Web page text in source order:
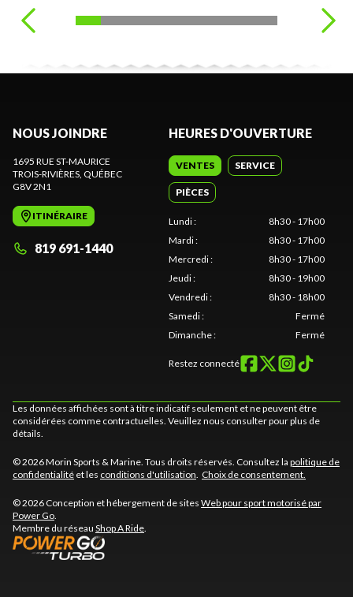
NOUS JOINDRE
1695 RUE ST-MAURICE
TROIS-RIVIÈRES , QUÉBEC
G8V 2N1
ITINÉRAIRE
819 691-1440
HEURES D'OUVERTURE
VENTES SERVICE
PIÈCES
Lundi:
8h30 - 17h00
Mardi:
8h30 - 17h00
Mercredi:
8h30 - 17h00
Jeudi:
8h30 - 19h00
Vendredi:
8h30 - 18h00
Samedi:
Fermé
Dimanche: Fermé
Restez connecté
Les données affichées sont à titre indicatif seulement et ne peuvent être
considérées comme contractuelles. Veuillez nous consulter pour plus de
détails.
© 2026 Morin Sports & Marine. Tous droits réservés. Consultez la politique de
confidentialité et les conditions d'utilisation Choix de consentement.
© 2026 Conception et hébergement de sites Web pour sport motorisé par
Power Go
Membre du réseau Shop A Ride